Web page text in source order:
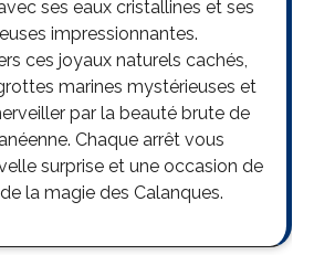
ses eaux cristallines et ses
impressionnantes.
ces joyaux naturels cachés,
marines mystérieuses et
par la beauté brute de
Chaque arrêt vous
surprise et une occasion de
la magie des Calanques.